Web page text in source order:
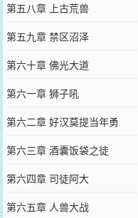
第五八章 上古荒兽
第五九章 禁区沼泽
第六十章 佛光大道
第六一章 狮子吼
第六二章 好汉莫提当年勇
第六三章 酒囊饭袋之徒
第六四章 司徒阿大
第六五章 人兽大战